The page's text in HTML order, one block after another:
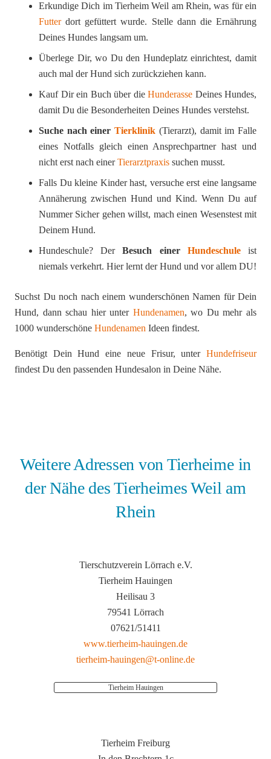
Erkundige Dich im Tierheim Weil am Rhein, was für ein
Futterdort gefüttert wurde. Stelle dann die Ernährung
Deines Hundes langsam um.
Überlege Dir, wo Du den Hundeplatz einrichtest, damit
auch mal der Hund sich zurückziehen kann.
Kauf Dir ein Buch über die Hunderasse Deines Hundes,
damit Du die Besonderheiten Deines Hundes verstehst.
Suche nach einerTierklinik (Tierarzt), damit im Falle
eines Notfalls gleich einen Ansprechpartner hast und
nicht erst nach einerTierarztpraxis suchen musst.
Falls Du kleine Kinder hast, versuche erst eine langsame
Annäherung zwischen Hund und Kind. Wenn Du auf
Nummer Sicher gehen willst, mach einen Wesenstest mit
Deinem Hund.
Hundeschule? DerBesuch einer Hundeschule
ist
niemals verkehrt. Hier lernt der Hund und vor allem DU!
Suchst Du noch nach einem wunderschönen Namen für Dein
Hund, dann schau hier unter Hundenamen, wo Du mehr als
1000 wunderschöne Hundenamen Ideen findest.
Benötigt Dein Hund eine neue Frisur, unter Hundefriseur
findest Du den passenden Hundesalon in Deine Nähe.
Weitere Adressen von Tierheime in
der Nähe des Tierheimes Weil am
Rhein
Tierschutzverein Lörrach e.V.
Tierheim Hauingen
Heilisau 3
79541 Lörrach
07621/51411
www.tierheim-hauingen.de
tierheim-hauingen@t-online.de
Tierheim Hauingen
Tierheim Freiburg